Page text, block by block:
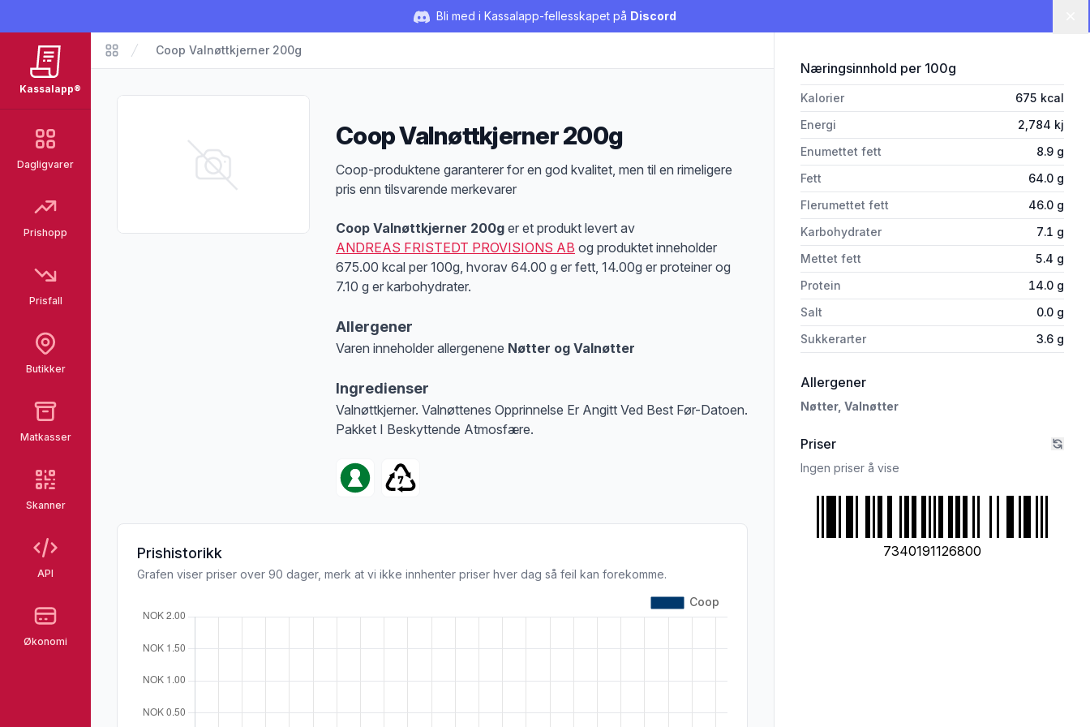
Bli med i Kassalapp-fellesskapet på Discord
Kassalapp®
Dagligvarer
Prishopp
Prisfall
Butikker
Matkasser
Skanner
API
Økonomi
Matvarer
Coop Valnøttkjerner 200g
Coop Valnøttkjerner 200g
Produktbeskrivelse
Coop-produktene garanterer for en god kvalitet, men til en rimeligere
pris enn tilsvarende merkevarer
Coop Valnøttkjerner 200g er et produkt levert av
ANDREAS FRISTEDT PROVISIONS AB og produktet inneholder
675.00 kcal per 100g, hvorav 64.00 g er fett, 14.00g er proteiner og
7.10 g er karbohydrater.
Allergener
Varen inneholder allergenene Nøtter og Valnøtter
Ingredienser
Valnøttkjerner. Valnøttenes Opprinnelse Er Angitt Ved Best Før-Datoen.
Pakket I Beskyttende Atmosfære.
Prishistorikk
Grafen viser priser over 90 dager, merk at vi ikke innhenter priser hver dag så feil kan forekomme.
Næringsinnhold for 'Coop Valnøttkjerner 200g'
per 100g
Kalorier 675 kcal
Energi
2,784 kj
Enumettet fett
8.9 g
Fett
64.0 g
Flerumettet fett
46.0 g
Karbohydrater
7.1 g
Mettet fett
5.4 g
Protein
14.0 g
Salt
0.0 g
Sukkerarter
3.6 g
Allergeneri 'Coop Valnøttkjerner 200g'
Nøtter, Valnøtter
Priser
Ingen priser å vise
7340191126800